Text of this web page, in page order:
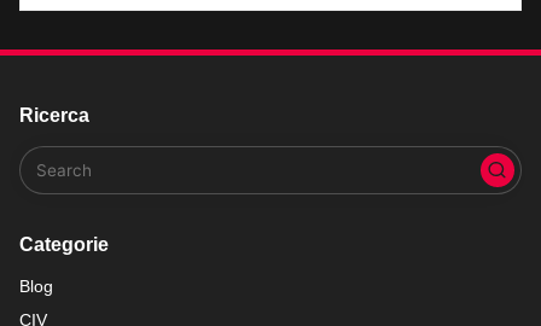
Ricerca
Categorie
Blog
CIV